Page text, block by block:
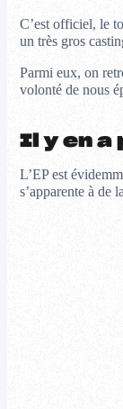
C’est officiel, le
un très gros
Parmi eux, on
volonté de nous
Il y en a
L’EP est
s’apparente à de